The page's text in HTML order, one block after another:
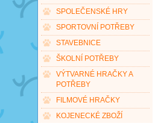
SPOLEČENSKÉ HRY
SPORTOVNÍ POTŘEBY
STAVEBNICE
ŠKOLNÍ POTŘEBY
VÝTVARNÉ HRAČKY A
POTŘEBY
FILMOVÉ HRAČKY
KOJENECKÉ ZBOŽÍ